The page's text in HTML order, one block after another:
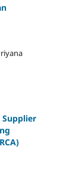
Supplier